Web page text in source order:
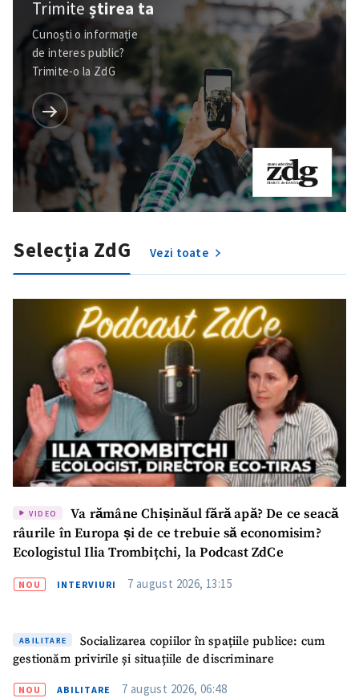
Trimiteștirea ta
Cunoști o informație
de interes public?
Trimite-o la ZdG
Selecția ZdG Vezi toate
VIDEO
Va rămâne Chișinăul fără apă? De ce seacă
râurile în Europa și de ce trebuie să economisim?
Ecologistul Ilia Trombițchi, la Podcast ZdCe
NOU INTERVIURI 7 august 2026, 13:15
ABILITARE
Socializarea copiilor în spațiile publice: cum
gestionăm privirile și situațiile de discriminare
NOU ABILITARE 7 august 2026, 06:48